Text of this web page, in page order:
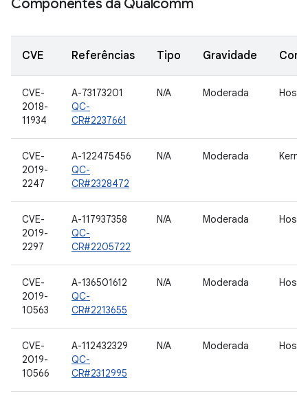
Componentes da Qualcomm
CVE Referências Tipo Gravidade
CVE-
2018-
11934
A-73173201
QC-
CR#2237661
N/A Moderada Host
CVE-
2019-
2247
A-122475456
QC-
CR#2328472
N/A Moderada Kernel
CVE-
2019-
2297
A-117937358
QC-
CR#2205722
N/A Moderada Host
CVE-
2019-
10563
A-136501612
QC-
CR#2213655
N/A Moderada Host
CVE-
2019-
10566
A-112432329
QC-
CR#2312995
N/A Moderada Host